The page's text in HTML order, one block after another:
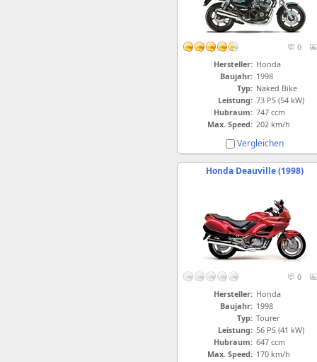
0
Hersteller: Honda
Baujahr: 1998
Typ: Naked Bike
Leistung: 73 PS (54 kW)
Hubraum: 747 ccm
Max. Speed: 202 km/h
Vergleichen
Honda Deauville (1998)
0
Hersteller: Honda
Baujahr: 1998
Typ: Tourer
Leistung: 56 PS (41 kW)
Hubraum: 647 ccm
Max. Speed: 170 km/h